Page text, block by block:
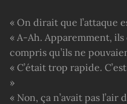
« On dirait que l’attaque
« A-Ah. Apparemment,
compris qu’ils ne
« C’était trop rapide.
»
« Non, ça n’avait pas l’air